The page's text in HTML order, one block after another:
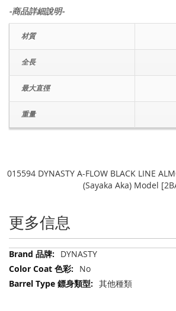
-商品詳細說明-
材質
全長
最大直徑
重量
015594 DYNASTY A-FLOW BLACK LINE
(Sayaka Aka) Model
更多信息
更
多
息
DYNASTY
No
其他種類